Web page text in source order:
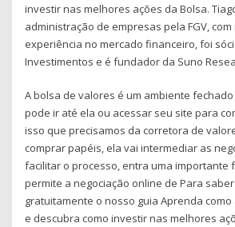
investir nas melhores ações da Bolsa.
administração de empresas pela FGV,
experiência no mercado financeiro, foi
Investimentos e é fundador da Suno
A bolsa de valores é um ambiente
pode ir até ela ou acessar seu site para
isso que precisamos da corretora de
comprar papéis, ela vai intermediar as
facilitar o processo, entra uma importante
permite a negociação online de Para
gratuitamente o nosso guia Aprenda
e descubra como investir nas melhores